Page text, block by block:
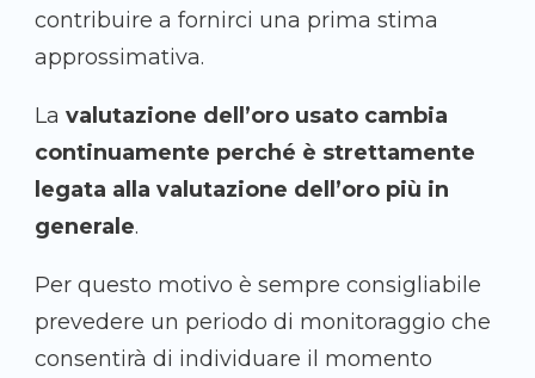
contribuire a fornirci una prima stima
approssimativa.
La valutazione dell’oro usato cambia
continuamente perché è strettamente
legata alla valutazione dell’oro più in
generale.
Per questo motivo è sempre consigliabile
prevedere un periodo di monitoraggio che
consentirà di individuare il momento